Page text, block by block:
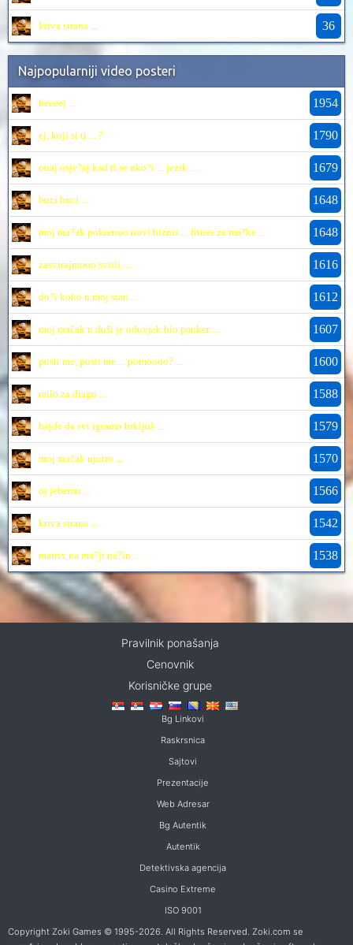
kriva strana ... 36
Najpopularniji video posteri
heeeej ... 1954
ej, koji si ti ... ? 1790
onaj osje?aj kad ti se uko?i ... jezik ... 1679
buci buci ... 1648
moj ma?ak pokrenuo novi biznis ... fitnes za ma?ke ... 1648
zasvirajmooo sviiii ... 1616
do?i koko u moj stan ... 1612
moj mačak u duši je oduvjek bio panker ... 1607
pusti me, pusti me ... pomoooo? .... 1600
milo za drago ... 1588
hajde da svi igramo hrkljuš ... 1579
moj mačak ujutro ... 1570
oj jebemu ... 1566
kriva strana ... 1542
matrix na ma?ji na?in ... 1538
Pravilnik ponašanja
Cenovnik
Korisničke grupe
Bg Linkovi
Raskrsnica
Sajtovi
Prezentacije
Web Adresar
Bg Autentik
Autentik
Detektivska agencija
Casino Extreme
ISO 9001
Copyright Zoki Games © 1995-2026. All Rights Reserved. Zoki.com se